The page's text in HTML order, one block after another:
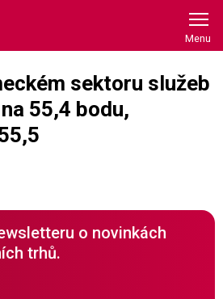
sektoru služeb
55,4 bodu,
o novinkách
trhů.